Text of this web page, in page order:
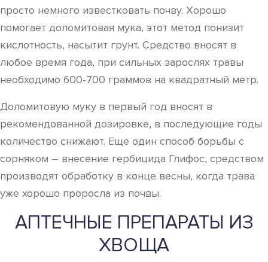
просто немного известковать почву. Хорошо
помогает доломитовая мука, этот метод понизит
кислотность, насытит грунт. Средство вносят в
любое время года, при сильных зарослях травы
необходимо 600-700 граммов на квадратный метр.
Доломитовую муку в первый год вносят в
рекомендованной дозировке, в последующие годы
количество снижают. Еще один способ борьбы с
сорняком – внесение гербицида Глифос, средством
производят обработку в конце весны, когда трава
уже хорошо проросла из почвы.
АПТЕЧНЫЕ ПРЕПАРАТЫ ИЗ
ХВОЩА